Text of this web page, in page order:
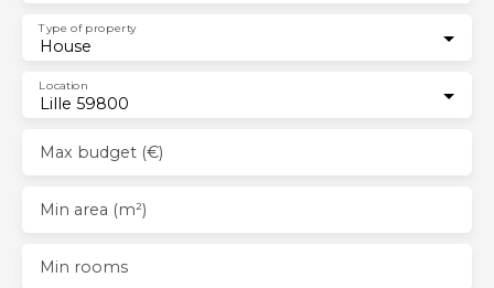
House
Type of property
Lille 59800
Location
Max budget (€)
Min area (m²)
Min rooms